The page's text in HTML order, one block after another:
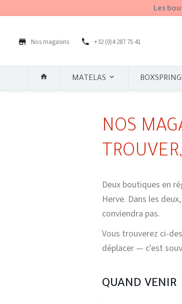
Les
Nos magasins +32 (0)4 287 75 41
MATELAS
NOS
Deux boutiques en
Herve. Dans les
conviendra pas.
Vous trouverez ci-
déplacer — c'est
QUAND VENIR